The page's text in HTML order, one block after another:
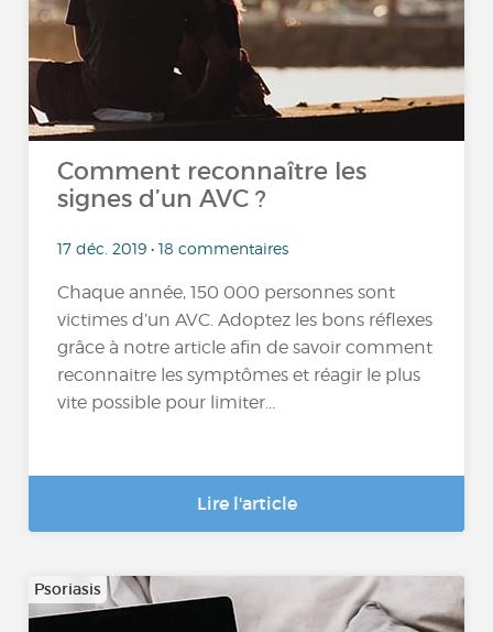
Comment reconnaître les
signes d’un AVC ?
17 déc. 2019 • 18 commentaires
Chaque année, 150 000 personnes sont
victimes d’un AVC. Adoptez les bons réflexes
grâce à notre article afin de savoir comment
reconnaitre les symptômes et réagir le plus
vite possible pour limiter...
Lire l'article
Psoriasis